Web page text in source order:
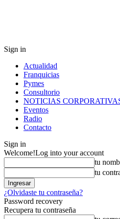
Sign in
Actualidad
Franquicias
Pymes
Consultorio
NOTICIAS
Eventos
Radio
Contacto
Sign in
Welcome!Log into your account
tu
tu
¿Olvidaste tu contraseña?
Password recovery
Recupera tu contraseña